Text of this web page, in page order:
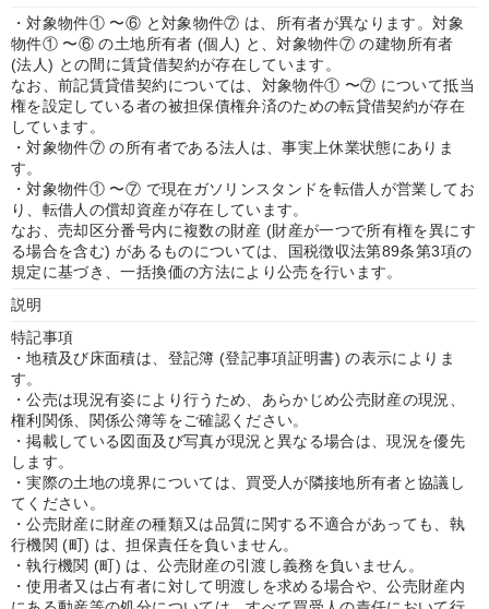
・対象物件① 〜⑥ と対象物件⑦ は、所有者が異なります。対象
物件① 〜⑥ の土地所有者 (個人) と、対象物件⑦ の建物所有者
(法人) との間に賃貸借契約が存在しています。
なお、前記賃貸借契約については、対象物件① 〜⑦ について抵当
権を設定している者の被担保債権弁済のための転貸借契約が存在
しています。
・対象物件⑦ の所有者である法人は、事実上休業状態にありま
す。
・対象物件① 〜⑦ で現在ガソリンスタンドを転借人が営業してお
り、転借人の償却資産が存在しています。
なお、売却区分番号内に複数の財産 (財産が一つで所有権を異にす
る場合を含む) があるものについては、国税徴収法第89条第3項の
規定に基づき、一括換価の方法により公売を行います。
説明
特記事項
・地積及び床面積は、登記簿 (登記事項証明書) の表示によりま
す。
・公売は現況有姿により行うため、あらかじめ公売財産の現況、
権利関係、関係公簿等をご確認ください。
・掲載している図面及び写真が現況と異なる場合は、現況を優先
します。
・実際の土地の境界については、買受人が隣接地所有者と協議し
てください。
・公売財産に財産の種類又は品質に関する不適合があっても、執
行機関 (町) は、担保責任を負いません。
・執行機関 (町) は、公売財産の引渡し義務を負いません。
・使用者又は占有者に対して明渡しを求める場合や、公売財産内